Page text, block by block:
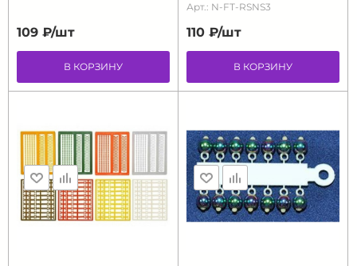
109 ₽/шт
В КОРЗИНУ
Арт.: N-FT-RSNS3
110 ₽/шт
В КОРЗИНУ